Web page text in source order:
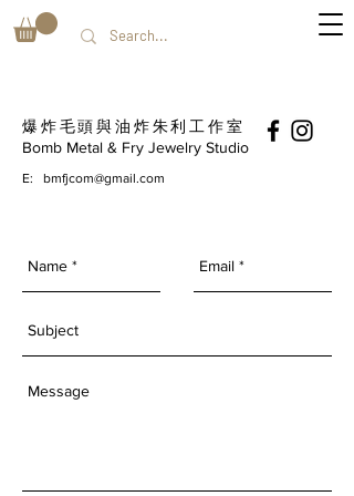
爆炸毛頭與油炸朱利工作室
Bomb Metal & Fry Jewelry Studio
E: bmfjcom@gmail.com